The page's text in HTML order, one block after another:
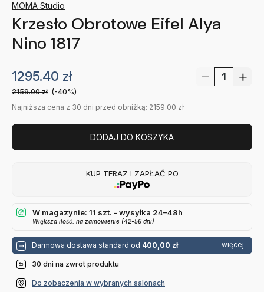
MOMA Studio
Krzesło Obrotowe Eifel Alya
Nino 1817
1295.40 zł
2159.00zł (-40%)
Najniższa cena z 30 dni przed obniżką: 2159.00 zł
DODAJ DO KOSZYKA
KUP TERAZ I ZAPŁAĆ PO
W magazynie: 11 szt. - wysyłka 24–48h
Większa ilość: na zamówienie (42-56 dni)
Darmowa dostawa standard od 400,00 zł więcej
30 dni na zwrot produktu
Do zobaczenia w wybranych salonach